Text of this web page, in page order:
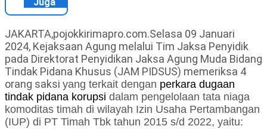
JAKARTA,pojokkirimapro.com.Selasa 09 Januari
2024, Kejaksaan Agung melalui Tim Jaksa Penyidik
pada Direktorat Penyidikan Jaksa Agung Muda Bidang
Tindak Pidana Khusus (JAM PIDSUS) memeriksa 4
orang saksi yang terkait dengan perkara dugaan
tindak pidana korupsi dalam pengelolaan tata niaga
komoditas timah di wilayah Izin Usaha Pertambangan
(IUP) di PT Timah Tbk tahun 2015 s/d 2022, yaitu: